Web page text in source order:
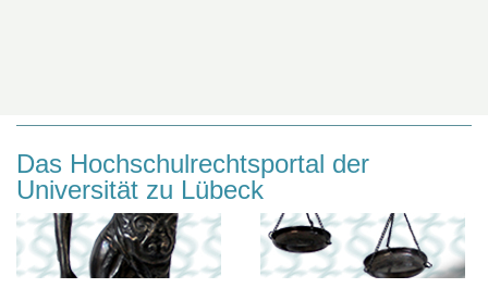
Das Hochschulrechtsportal der
Universität zu Lübeck